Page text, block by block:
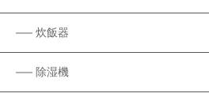
炊飯器
除湿機